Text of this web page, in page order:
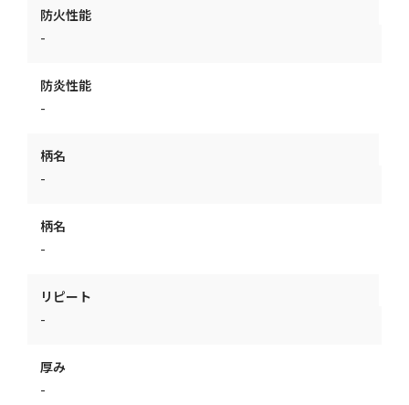
防火性能
-
防炎性能
-
柄名
-
柄名
-
リピート
-
厚み
-